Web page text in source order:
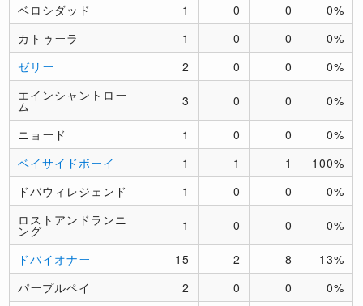
ベロシダッド
1 0 0
0%
カトゥーラ
1 0 0
0%
ゼリー
2 0 0
0%
エインシャントロー
ム 3 0 0 0%
ニョード 1 0 0
0%
ベイサイドボーイ
1 1 1
100%
ドバウィレジェンド
1 0 0
0%
ロストアンドランニ
ング 1 0 0 0%
ドバイオナー 15 2 8
13%
パープルペイ
2 0 0
0%